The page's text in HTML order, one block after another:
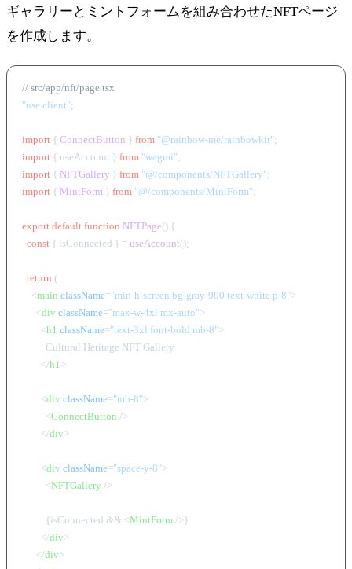
ギャラリーとミントフォームを組み合わせたNFTページ
を作成します。
// src/app/nft/page.tsx
"use client";
import { ConnectButton } from "@rainbow-me/rainbowkit"
import { useAccount } from "wagmi"
import { NFTGallery } from "@/components/NFTGallery"
import { MintForm } from "@/components/MintForm";
export default function NFTPage() {
const { isConnected } = useAccount();
return (
<main className="min-h-screen bg-gray-900 text-white p-8">
<div className="max-w-4xl mx-auto">
<h1 className="text-3xl font-bold mb-8">
          Cultural Heritage NFT Gallery
</h1 >
<div className="mb-8">
<ConnectButton />
</div>
<div className="space-y-8">
<NFTGallery />
          {isConnected &&
<MintForm />}
</div>
</div>